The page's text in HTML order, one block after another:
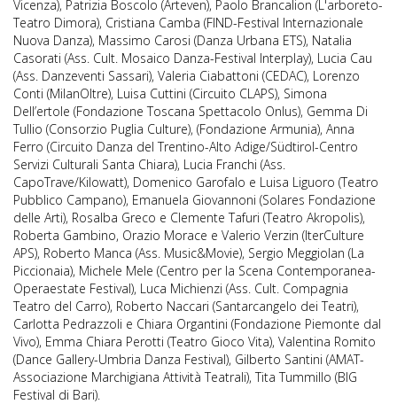
Vicenza), Patrizia Boscolo (Arteven), Paolo Brancalion (L'arboreto-
Teatro Dimora), Cristiana Camba (FIND-Festival Internazionale
Nuova Danza), Massimo Carosi (Danza Urbana ETS), Natalia
Casorati (Ass. Cult. Mosaico Danza-Festival Interplay), Lucia Cau
(Ass. Danzeventi Sassari), Valeria Ciabattoni (CEDAC), Lorenzo
Conti (MilanOltre), Luisa Cuttini (Circuito CLAPS), Simona
Dell’ertole (Fondazione Toscana Spettacolo Onlus), Gemma Di
Tullio (Consorzio Puglia Culture), (Fondazione Armunia), Anna
Ferro (Circuito Danza del Trentino-Alto Adige/Südtirol-Centro
Servizi Culturali Santa Chiara), Lucia Franchi (Ass.
CapoTrave/Kilowatt), Domenico Garofalo e Luisa Liguoro (Teatro
Pubblico Campano), Emanuela Giovannoni (Solares Fondazione
delle Arti), Rosalba Greco e Clemente Tafuri (Teatro Akropolis),
Roberta Gambino, Orazio Morace e Valerio Verzin (IterCulture
APS), Roberto Manca (Ass. Music&Movie), Sergio Meggiolan (La
Piccionaia), Michele Mele (Centro per la Scena Contemporanea-
Operaestate Festival), Luca Michienzi (Ass. Cult. Compagnia
Teatro del Carro), Roberto Naccari (Santarcangelo dei Teatri),
Carlotta Pedrazzoli e Chiara Organtini (Fondazione Piemonte dal
Vivo), Emma Chiara Perotti (Teatro Gioco Vita), Valentina Romito
(Dance Gallery-Umbria Danza Festival), Gilberto Santini (AMAT-
Associazione Marchigiana Attività Teatrali), Tita Tummillo (BIG
Festival di Bari).